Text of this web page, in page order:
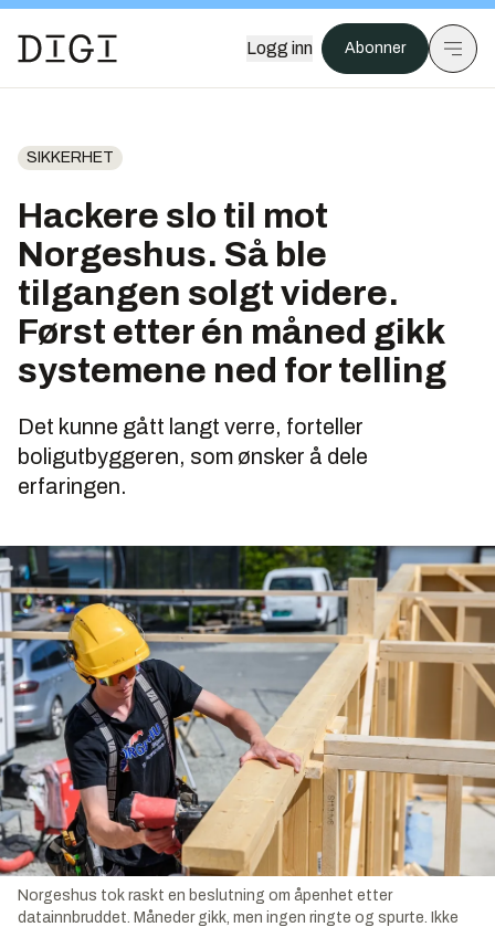
Logg inn Abonner
SIKKERHET
Hackere slo til mot
Norgeshus. Så ble
tilgangen solgt videre.
Først etter én måned gikk
systemene ned for telling
Det kunne gått langt verre, forteller
boligutbyggeren, som ønsker å dele
erfaringen.
Norgeshus tok raskt en beslutning om åpenhet etter
datainnbruddet. Måneder gikk, men ingen ringte og spurte. Ikke